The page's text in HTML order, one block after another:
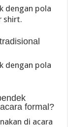
dengan pola
shirt.
dengan pola
formal?
di acara